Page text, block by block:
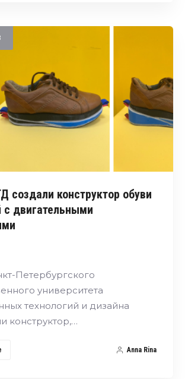
создали конструктор обуви
двигательными
Петербургского
университета
технологий и дизайна
конструктор,…
Anna Rina